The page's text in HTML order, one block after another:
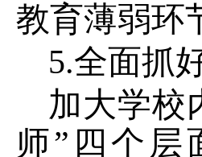
教育薄弱环
5.全面抓
加大学校
师” 四个层